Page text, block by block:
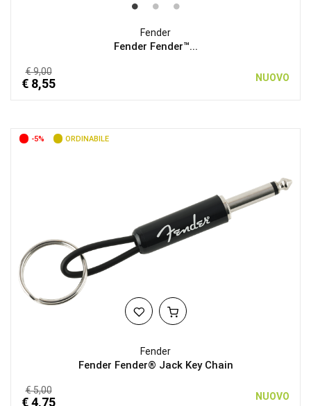
Fender
Fender Fender™...
€ 9,00
€ 8,55 NUOVO
-5% ORDINABILE
Fender
Fender Fender® Jack Key Chain
€ 5,00
€ 4,75 NUOVO